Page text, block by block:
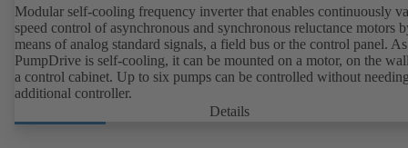
Modular self-cooling frequency inverter that enables continuously
speed control of asynchronous and synchronous reluctance motors
means of analog standard signals, a field bus or the control panel. As
PumpDrive is self-cooling, it can be mounted on a motor, on the
a control cabinet. Up to six pumps can be controlled without
additional controller.
Details